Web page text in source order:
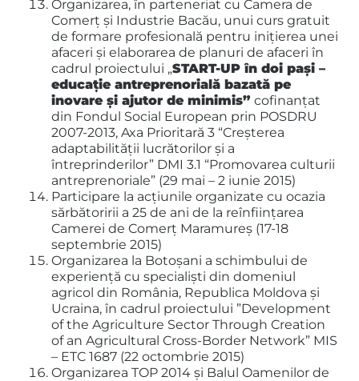
Organizarea, în parteneriat cu Camera de
Comerţ şi Industrie Bacău, unui curs gratuit
de formare profesională pentru inițierea unei
afaceri și elaborarea de planuri de afaceri în
cadrul proiectului „START-UP în doi paşi –
educaţie antreprenorială bazată pe
inovare şi ajutor de minimis” cofinanțat
din Fondul Social European prin POSDRU
2007-2013, Axa Prioritară 3 “Creşterea
adaptabilităţii lucrătorilor şi a
întreprinderilor” DMI 3.1 “Promovarea culturii
antreprenoriale” (29 mai – 2 iunie 2015)
Participare la acțiunile organizate cu ocazia
sărbătoririi a 25 de ani de la reînființarea
Camerei de Comerț Maramureș (17-18
septembrie 2015)
Organizarea la Botoșani a schimbului de
experiență cu specialiști din domeniul
agricol din România, Republica Moldova și
Ucraina, în cadrul proiectului ”Development
of the Agriculture Sector Through Creation
of an Agricultural Cross-Border Network” MIS
– ETC 1687 (22 octombrie 2015)
Organizarea TOP 2014 și Balul Oamenilor de